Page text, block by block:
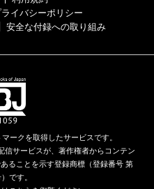
イバシーポリシー
安全な付録への取り組み
ークを取得したサービスです。
サービスが、著作権者からコンテン
ることを示す登録商標（登録番号 第
です。